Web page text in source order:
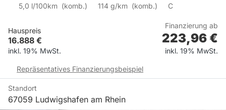
5,0 l/100km (komb.) 114 g/km (komb.) C
Hauspreis
16.888 €
inkl. 19% MwSt.
Finanzierung ab
223,96 €
inkl. 19% MwSt.
Repräsentatives Finanzierungsbeispiel
Standort
67059 Ludwigshafen am Rhein